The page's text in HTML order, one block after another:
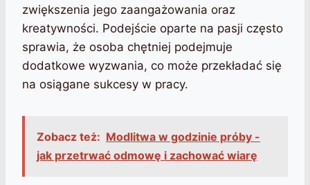
zwiększenia jego zaangażowania oraz
kreatywności. Podejście oparte na pasji często
sprawia, że osoba chętniej podejmuje
dodatkowe wyzwania, co może przekładać się
na osiągane sukcesy w pracy.
Zobacz też: Modlitwa w godzinie próby -
jak przetrwać odmowę i zachować wiarę